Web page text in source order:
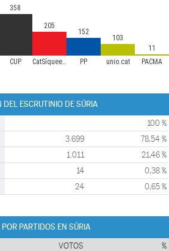
CUP CatSíqueesPot PP unio.cat PACMA
358
205
152
103
11
DEL ESCRUTINIO DE SÚRIA
100 %
3.699 78,54 %
1.011 21,46 %
14 0,38 %
24 0,65 %
PARTIDOS EN SÚRIA
VOTOS %